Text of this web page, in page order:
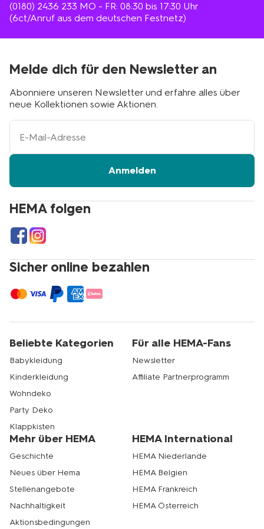
(0180) 2436 233 MO - FR: 08:30 bis 17:30 Uhr
(6ct/Anruf aus dem deutschen Festnetz)
HEMA folgen
Sicher online bezahlen
Melde dich für den Newsletter an
Abonniere unseren Newsletter und erfahre alles über
neue Kollektionen sowie Aktionen.
Ihre
Adresse
Anmelden
Beliebte Kategorien
Babykleidung
Kinderkleidung
Wohndeko
Party Deko
Klappkisten
Für alle HEMA-Fans
Newsletter
Affiliate Partnerprogramm
Mehr über HEMA
Geschichte
Neues über Hema
Stellenangebote
Nachhaltigkeit
Aktionsbedingungen
HEMA International
HEMA Niederlande
HEMA Belgien
HEMA Frankreich
HEMA Österreich